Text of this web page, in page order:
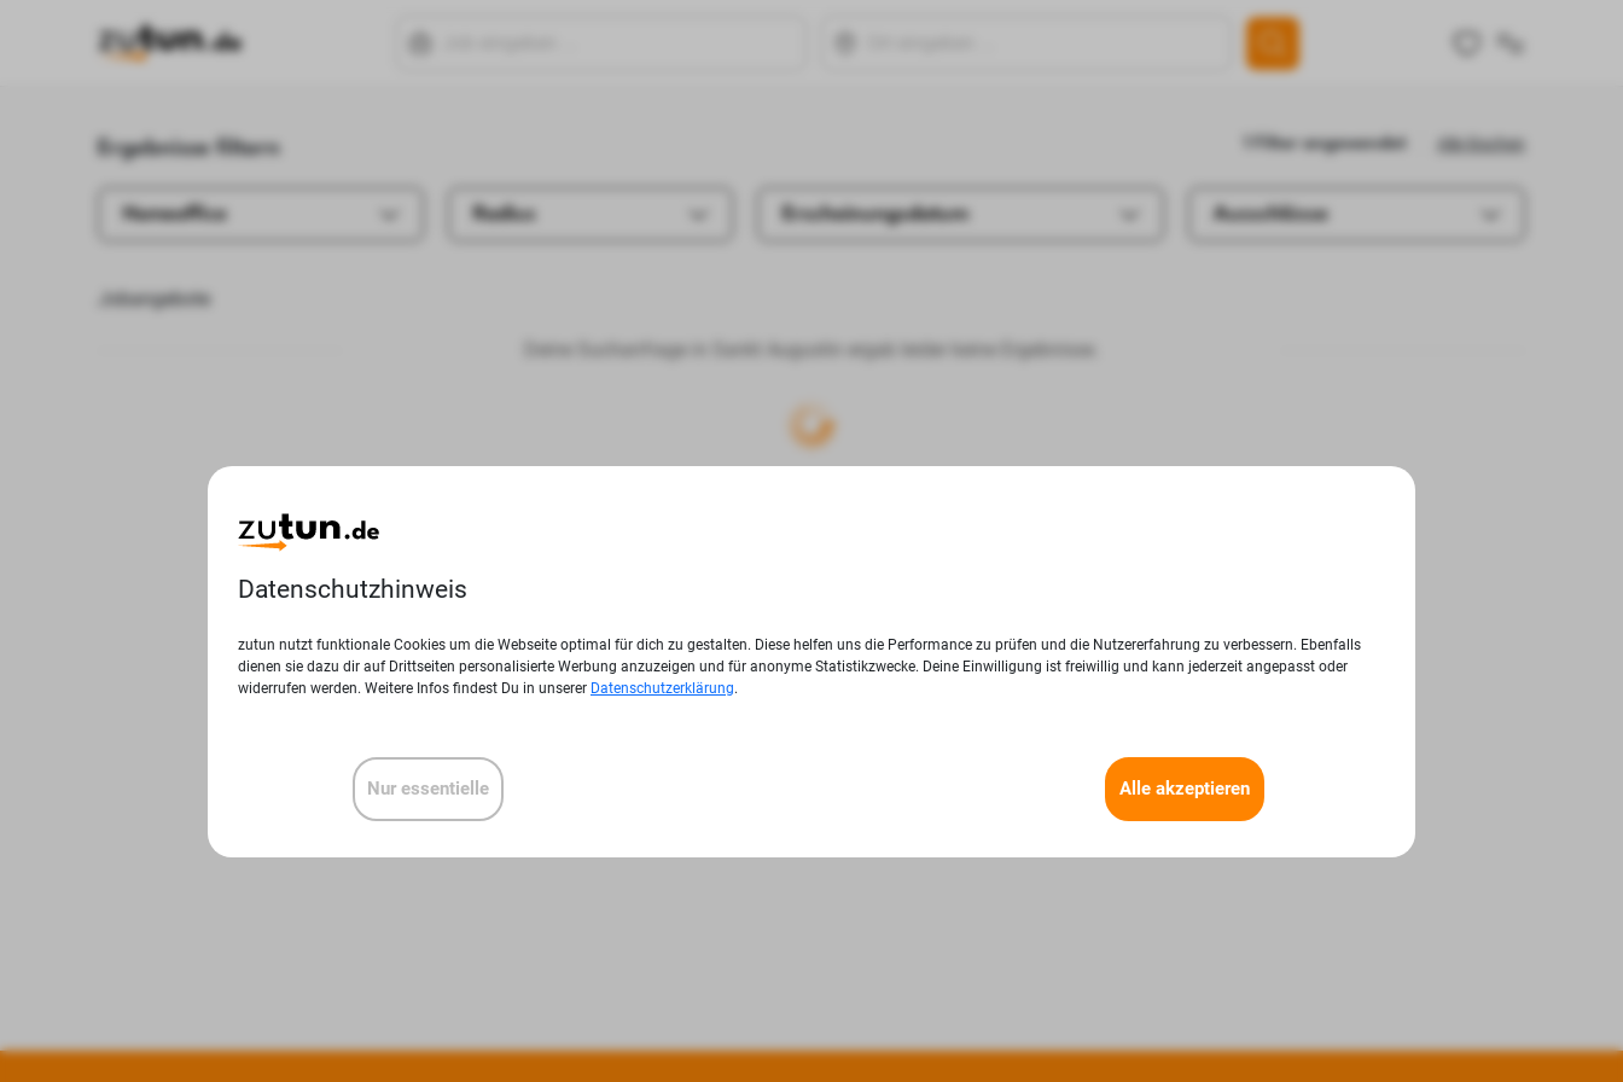
Ergebnisse filtern Alle löschen
1 Filter angewendet
Homeoffice Radius Erscheinungsdatum Ausschlüsse
Jobangebote
Deine Suchanfrage in Sankt Augustin ergab leider keine Ergebnisse.
Datenschutzhinweis
zutun nutzt funktionale Cookies um die Webseite optimal für dich zu gestalten. Diese helfen uns die Performance zu prüfen und die Nutzererfahrung zu verbessern. Ebenfalls
dienen sie dazu dir auf Drittseiten personalisierte Werbung anzuzeigen und für anonyme Statistikzwecke. Deine Einwilligung ist freiwillig und kann jederzeit angepasst oder
widerrufen werden. Weitere Infos findest Du in unserer Datenschutzerklärung.
Alle akzeptieren
Nur essentielle